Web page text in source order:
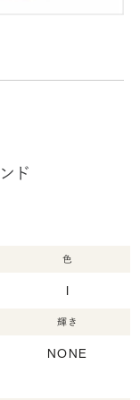
ド
色
I
輝き
NONE